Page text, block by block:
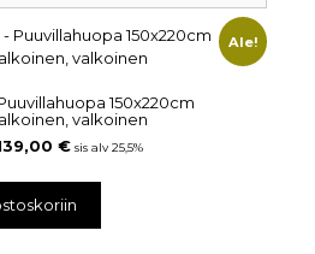
Ale!
150x220cm
valkoinen
€ sis alv 25,5%